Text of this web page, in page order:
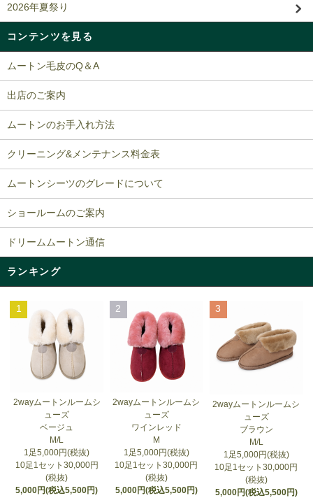
2026年夏祭り
コンテンツを見る
ムートン毛皮のQ＆A
出店のご案内
ムートンのお手入れ方法
クリーニング&メンテナンス料金表
ムートンシーツのグレードについて
ショールームのご案内
ドリームムートン通信
ランキング
1
2wayムートンルームシ
ューズ
ベージュ
M/L
1足5,000円(税抜)
10足1セット30,000円
(税抜)
5,000円(税込5,500円)
2
2wayムートンルームシ
ューズ
ワインレッド
M
1足5,000円(税抜)
10足1セット30,000円
(税抜)
5,000円(税込5,500円)
3
2wayムートンルームシ
ューズ
ブラウン
M/L
1足5,000円(税抜)
10足1セット30,000円
(税抜)
5,000円(税込5,500円)